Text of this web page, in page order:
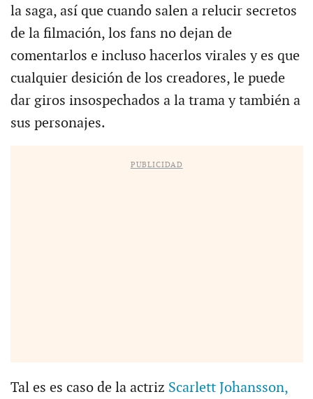
la saga, así que cuando salen a relucir secretos
de la filmación, los fans no dejan de
comentarlos e incluso hacerlos virales y es que
cualquier desición de los creadores, le puede
dar giros insospechados a la trama y también a
sus personajes.
PUBLICIDAD
Tal es es caso de la actriz Scarlett Johansson,